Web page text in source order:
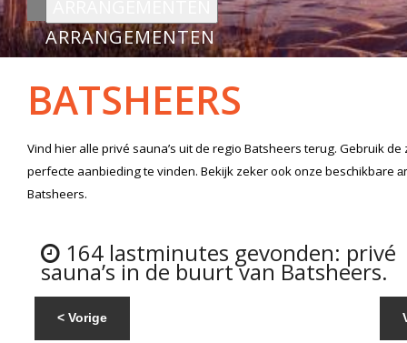
ARRANGEMENTEN
BATSHEERS
Vind hier alle privé sauna’s uit de regio Batsheersterug. Gebruik de
perfecte aanbieding te vinden. Bekijk zeker ook onze beschikbare
Batsheers.
164 lastminutes gevonden: privé
sauna’s in de buurt van Batsheers.
< Vorige